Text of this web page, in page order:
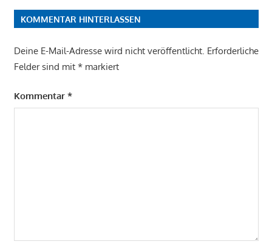
KOMMENTAR HINTERLASSEN
Deine E-Mail-Adresse wird nicht veröffentlicht. Erforderliche
Felder sind mit *markiert
Kommentar *